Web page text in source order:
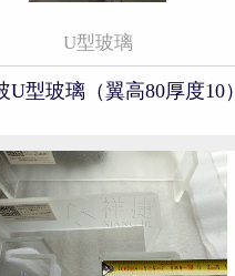
U型玻璃
U型玻璃（翼高80厚度10）